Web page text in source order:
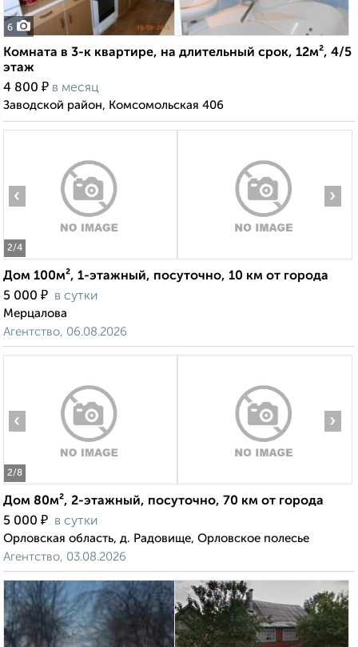
6
Комната в 3-к квартире, на длительный срок, 12м², 4/5
этаж
4 800 ₽ в месяц
Заводской район, Комсомольская 406
2/4
‹ ›
Дом 100м², 1-этажный, посуточно, 10 км от города
5 000 ₽ в сутки
Мерцалова
Агентство, 06.08.2026
2/8
‹ ›
Дом 80м², 2-этажный, посуточно, 70 км от города
5 000 ₽ в сутки
Орловская область, д. Радовище, Орловское полесье
Агентство, 03.08.2026